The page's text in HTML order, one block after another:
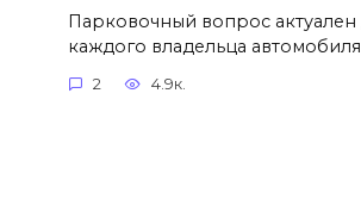
Парковочный вопрос актуален
каждого владельца
2 4.9к.